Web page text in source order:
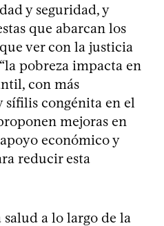
y seguridad, y
que abarcan los
ver con la justicia
pobreza impacta en
con más
congénita en el
mejoras en
económico y
reducir esta
a lo largo de la